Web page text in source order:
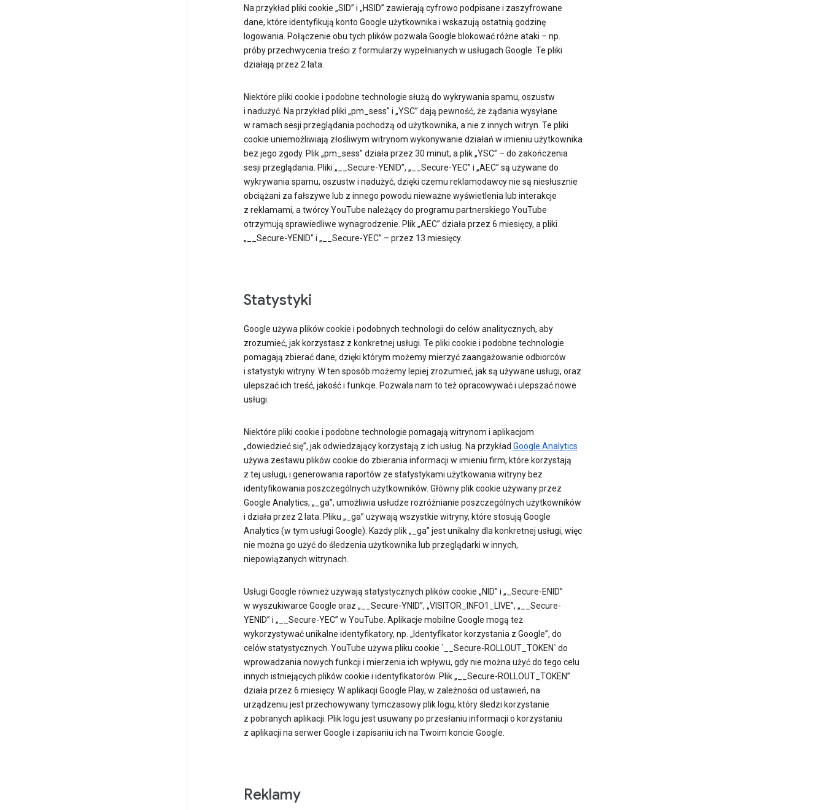
Na przykład pliki cookie „SID” i „HSID” zawierają cyfrowo podpisane i zaszyfrowane
dane, które identyfikują konto Google użytkownika i wskazują ostatnią godzinę
logowania. Połączenie obu tych plików pozwala Google blokować różne ataki – np.
próby przechwycenia treści z formularzy wypełnianych w usługach Google. Te pliki
działają przez 2 lata.
Niektóre pliki cookie i podobne technologie służą do wykrywania spamu, oszustw
i nadużyć. Na przykład pliki „pm_sess” i „YSC” dają pewność, że żądania wysyłane
w ramach sesji przeglądania pochodzą od użytkownika, a nie z innych witryn. Te pliki
cookie uniemożliwiają złośliwym witrynom wykonywanie działań w imieniu użytkownika
bez jego zgody. Plik „pm_sess” działa przez 30 minut, a plik „YSC” – do zakończenia
sesji przeglądania. Pliki „__Secure-YENID”, „__Secure-YEC” i „AEC” są używane do
wykrywania spamu, oszustw i nadużyć, dzięki czemu reklamodawcy nie są niesłusznie
obciążani za fałszywe lub z innego powodu nieważne wyświetlenia lub interakcje
z reklamami, a twórcy YouTube należący do programu partnerskiego YouTube
otrzymują sprawiedliwe wynagrodzenie. Plik „AEC” działa przez 6 miesięcy, a pliki
„__Secure-YENID” i „__Secure-YEC” – przez 13 miesięcy.
Statystyki
Google używa plików cookie i podobnych technologii do celów analitycznych, aby
zrozumieć, jak korzystasz z konkretnej usługi. Te pliki cookie i podobne technologie
pomagają zbierać dane, dzięki którym możemy mierzyć zaangażowanie odbiorców
i statystyki witryny. W ten sposób możemy lepiej zrozumieć, jak są używane usługi, oraz
ulepszać ich treść, jakość i funkcje. Pozwala nam to też opracowywać i ulepszać nowe
usługi.
Niektóre pliki cookie i podobne technologie pomagają witrynom i aplikacjom
„dowiedzieć się”, jak odwiedzający korzystają z ich usług. Na przykład Google Analytics
używa zestawu plików cookie do zbierania informacji w imieniu firm, które korzystają
z tej usługi, i generowania raportów ze statystykami użytkowania witryny bez
identyfikowania poszczególnych użytkowników. Główny plik cookie używany przez
Google Analytics, „_ga”, umożliwia usłudze rozróżnianie poszczególnych użytkowników
i działa przez 2 lata. Pliku „_ga” używają wszystkie witryny, które stosują Google
Analytics (w tym usługi Google). Każdy plik „_ga” jest unikalny dla konkretnej usługi, więc
nie można go użyć do śledzenia użytkownika lub przeglądarki w innych,
niepowiązanych witrynach.
Usługi Google również używają statystycznych plików cookie „NID” i „_Secure-ENID”
w wyszukiwarce Google oraz „__Secure-YNID”, „VISITOR_INFO1_LIVE”, „__Secure-
YENID” i „__Secure-YEC” w YouTube. Aplikacje mobilne Google mogą też
wykorzystywać unikalne identyfikatory, np. „Identyfikator korzystania z Google”, do
celów statystycznych. YouTube używa pliku cookie `__Secure-ROLLOUT_TOKEN` do
wprowadzania nowych funkcji i mierzenia ich wpływu, gdy nie można użyć do tego celu
innych istniejących plików cookie i identyfikatorów. Plik „__Secure-ROLLOUT_TOKEN”
działa przez 6 miesięcy. W aplikacji Google Play, w zależności od ustawień, na
urządzeniu jest przechowywany tymczasowy plik logu, który śledzi korzystanie
z pobranych aplikacji. Plik logu jest usuwany po przesłaniu informacji o korzystaniu
z aplikacji na serwer Google i zapisaniu ich na Twoim koncie Google.
Reklamy